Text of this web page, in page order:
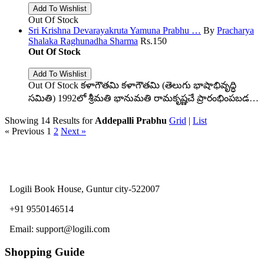
Out Of Stock
Sri Krishna Devarayakruta Yamuna Prabhu … By Pracharya
Shalaka Raghunadha Sharma Rs.150
Out Of Stock
Out Of Stock కళాగౌతమి కళాగౌతమి (తెలుగు భాషాభివృద్ధి
సమితి) 1992లో శ్రీమతి భానుమతి రామకృష్ణచే ప్రారంభింపబడ…
Showing 14 Results for Addepalli Prabhu Grid | List
« Previous 1 2 Next »
Logili Book House, Guntur city-522007
+91 9550146514
Email: support@logili.com
Shopping Guide